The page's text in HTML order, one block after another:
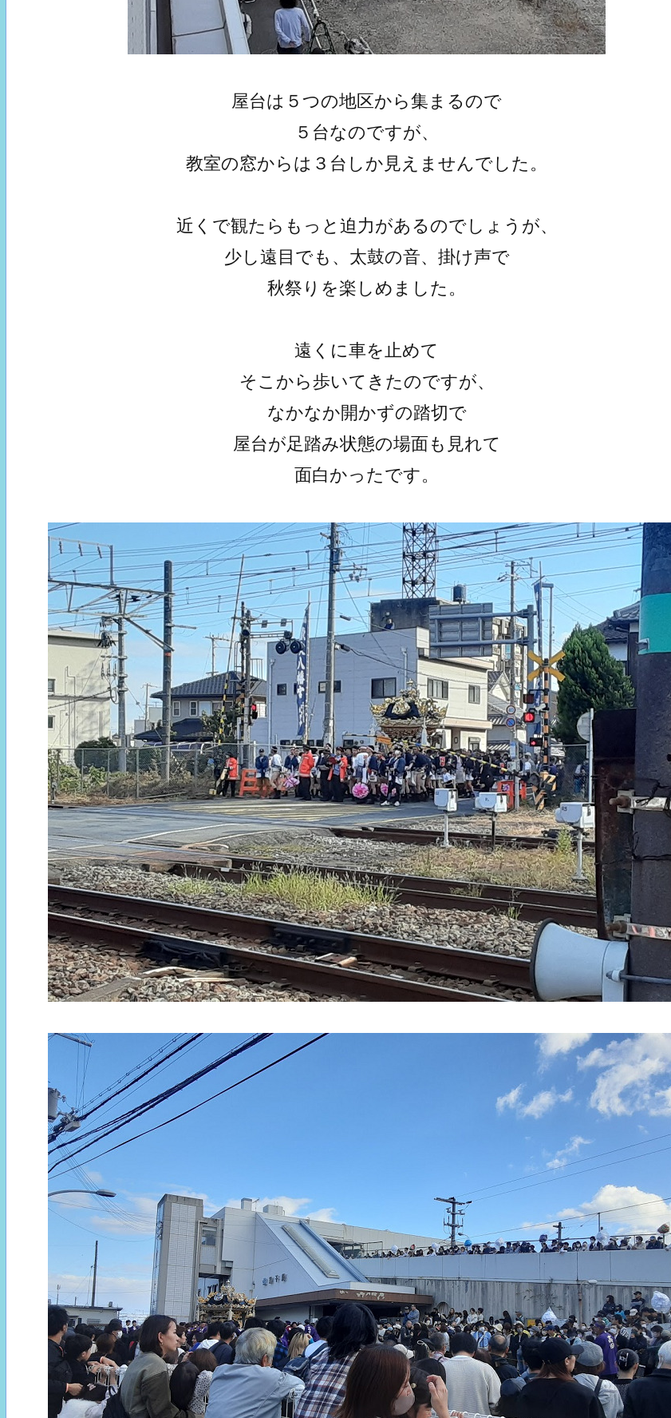
屋台は５つの地区から集まるので
５台なのですが、
教室の窓からは３台しか見えませんでした。
近くで観たらもっと迫力があるのでしょうが、
少し遠目でも、太鼓の音、掛け声で
秋祭りを楽しめました。
遠くに車を止めて
そこから歩いてきたのですが、
なかなか開かずの踏切で
屋台が足踏み状態の場面も見れて
面白かったです。